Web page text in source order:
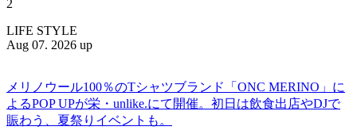
2
LIFE STYLE
Aug 07. 2026 up
メリノウール100％のTシャツブランド「ONC MERINO」に
よるPOP UPが栄・unlike.にて開催。初日は飲食出店やDJで
賑わう、夏祭りイベントも。